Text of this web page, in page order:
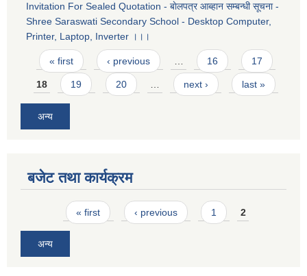
Invitation For Sealed Quotation - बाेलपत्र आब्हान सम्बन्धी सूचना -
Shree Saraswati Secondary School - Desktop Computer,
Printer, Laptop, Inverter ।।।
Pages
« first ‹ previous … 16 17
18 19 20 … next › last »
अन्य
बजेट तथा कार्यक्रम
Pages« first ‹ previous 1 2
अन्य